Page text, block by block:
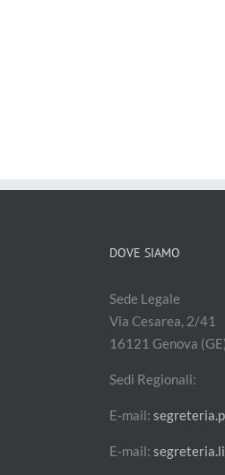
DOVE SIAMO
Sede Legale
Via Cesarea, 2/41
16121 Genova
Sedi Regionali:
E-mail:
E-mail: